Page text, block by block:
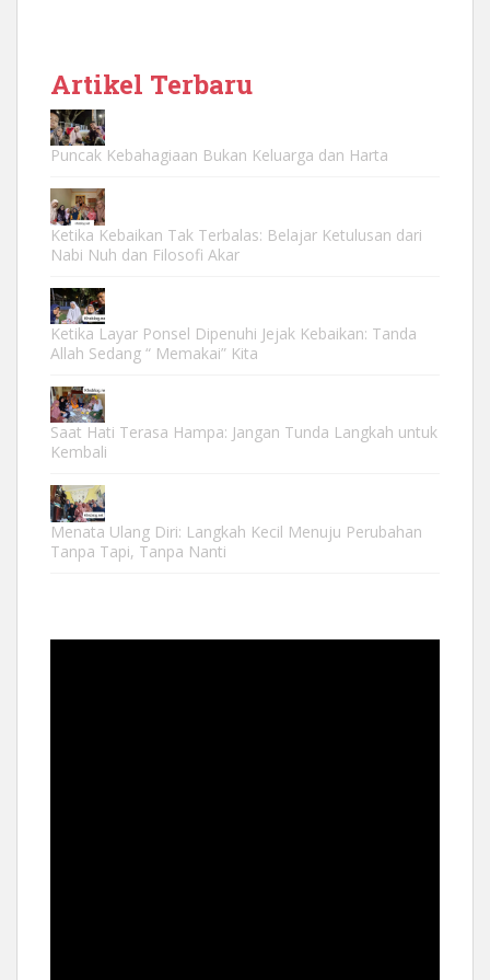
Artikel Terbaru
Puncak Kebahagiaan Bukan Keluarga dan Harta
Ketika Kebaikan Tak Terbalas: Belajar Ketulusan dari
Nabi Nuh dan Filosofi Akar
Ketika Layar Ponsel Dipenuhi Jejak Kebaikan: Tanda
Allah Sedang “ Memakai” Kita
Saat Hati Terasa Hampa: Jangan Tunda Langkah untuk
Kembali
Menata Ulang Diri: Langkah Kecil Menuju Perubahan
Tanpa Tapi, Tanpa Nanti